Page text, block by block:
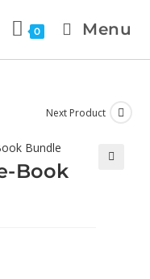
0 Menu
Next Product
Book